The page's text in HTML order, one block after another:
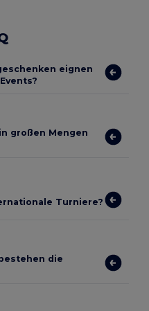
eignen
großen Mengen
Turniere?
die